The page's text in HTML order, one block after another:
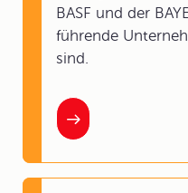
BASF und der
führende
sind.